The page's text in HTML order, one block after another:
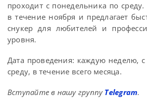
проходит с понедельника по
в течение ноября и предлагает
снукер для любителей и
уровня.
Дата проведения: каждую неделю,
среду, в течение всего месяца.
Вступайте в нашу группу Telegram.